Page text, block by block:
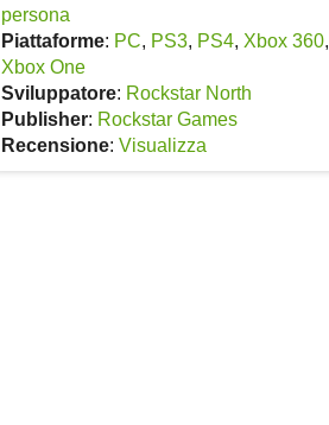
persona
Piattaforme: PC, PS3, PS4, Xbox 360,
Xbox One
Sviluppatore: Rockstar North
Publisher: Rockstar Games
Recensione: Visualizza